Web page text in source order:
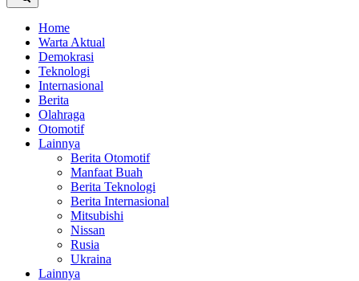
Home
Warta Aktual
Demokrasi
Teknologi
Internasional
Berita
Olahraga
Otomotif
Lainnya
Berita Otomotif
Manfaat Buah
Berita Teknologi
Berita Internasional
Mitsubishi
Nissan
Rusia
Ukraina
Lainnya